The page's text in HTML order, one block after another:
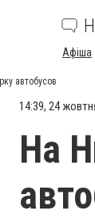
Афіша
автобусов
14:39, 24
На